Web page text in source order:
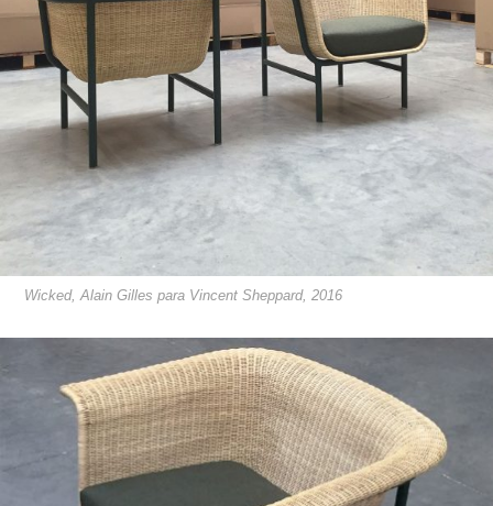
Wicked, Alain Gilles para Vincent Sheppard, 2016